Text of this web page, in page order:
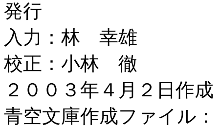
発行
入力：林 幸雄
校正：小林 徹
２００３年４月２日作成
青空文庫作成ファイル：